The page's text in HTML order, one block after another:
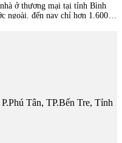
ở thương mại tại tỉnh Bình
ngoài, đến nay chỉ hơn 1.600
Tân, TP.Bến Tre, Tỉnh